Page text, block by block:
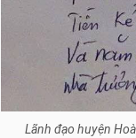
Lãnh đạo huyện